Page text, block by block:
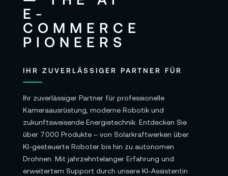
IHR ZUVERLÄSSIGER PARTNER FÜR
Ihr zuverlässiger Partner für professionelle
Kameraausrüstung, moderne Robotik und
zukunftsweisende Energietechnik. Entdecken Sie
über 7.000 Produkte – von Solarkraftwerken über
KI-gesteuerte Roboter bis hin zu autonomen
Drohnen. Mit jahrzehntelanger Erfahrung und
erweitertem Support durch unsere KI-Assistentin